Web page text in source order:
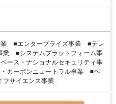
業 ■エンタープライズ事業 ■テレ
業 ■システムプラットフォーム事
ース・ナショナルセキュリティ事
カーボンニュートラル事業 ■ヘ
フサイエンス事業